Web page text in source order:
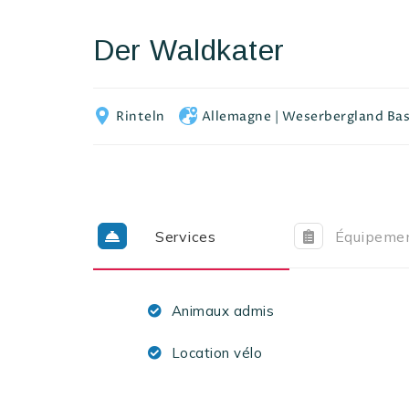
Der Waldkater
Rinteln Allemagne | Weserbergland
Services
Animaux admis
Location vélo